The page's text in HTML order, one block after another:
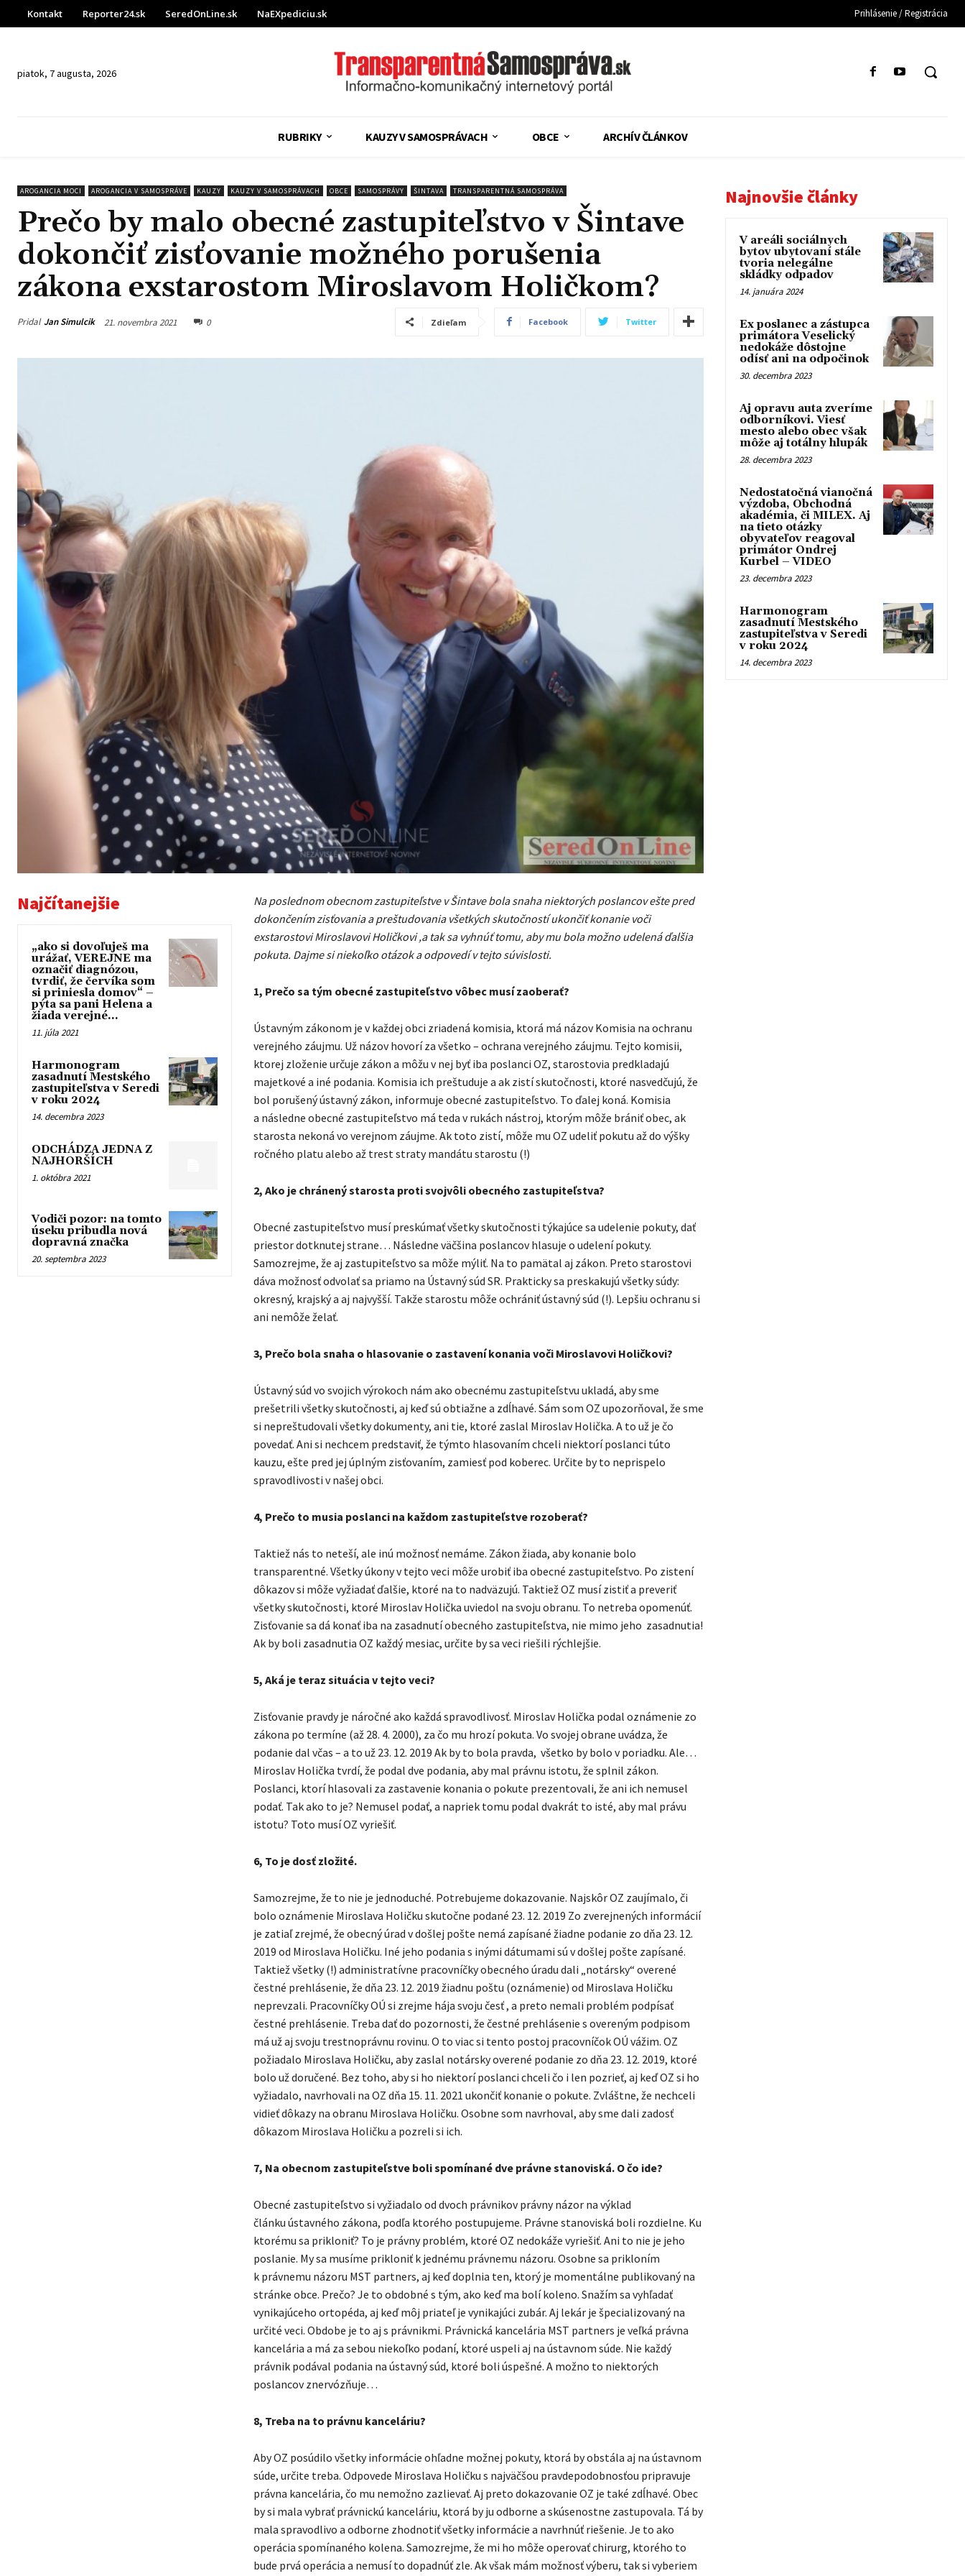
Kontakt Reporter24.sk SeredOnLine.sk NaEXpediciu.sk Prihlásenie / Registrácia
piatok, 7 augusta, 2026
RUBRIKY KAUZY V SAMOSPRÁVACH OBCE ARCHÍV ČLÁNKOV
AROGANCIA MOCI AROGANCIA V SAMOSPRÁVE KAUZY KAUZY V SAMOSPRÁVACH OBCE SAMOSPRÁVY ŠINTAVA TRANSPARENTNÁ SAMOSPRÁVA
Prečo by malo obecné zastupiteľstvo v Šintave
dokončiť zisťovanie možného porušenia
zákona exstarostom Miroslavom Holičkom?
Pridal Jan Simulcik 21. novembra 2021 0 Zdieľam Facebook Twitter
Najčítanejšie
„ako si dovoľuješ ma
urážať, VEREJNE ma
označiť diagnózou,
tvrdiť, že červíka som
si priniesla domov“ –
pýta sa pani Helena a
žiada verejné...
11. júla 2021
Harmonogram
zasadnutí Mestského
zastupiteľstva v Seredi
v roku 2024
14. decembra 2023
ODCHÁDZA JEDNA Z
NAJHORŠÍCH
1. októbra 2021
Vodiči pozor: na tomto
úseku pribudla nová
dopravná značka
20. septembra 2023
Na poslednom obecnom zastupiteľstve v Šintave bola snaha niektorých poslancov ešte pred
dokončením zisťovania a preštudovania všetkých skutočností ukončiť konanie voči
exstarostovi Miroslavovi Holičkovi ,a tak sa vyhnúť tomu, aby mu bola možno udelená ďalšia
pokuta. Dajme si niekoľko otázok a odpovedí v tejto súvislosti.
1, Prečo sa tým obecné zastupiteľstvo vôbec musí zaoberať?
Ústavným zákonom je v každej obci zriadená komisia, ktorá má názov Komisia na ochranu
verejného záujmu. Už názov hovorí za všetko – ochrana verejného záujmu. Tejto komisii,
ktorej zloženie určuje zákon a môžu v nej byť iba poslanci OZ, starostovia predkladajú
majetkové a iné podania. Komisia ich preštuduje a ak zistí skutočnosti, ktoré nasvedčujú, že
bol porušený ústavný zákon, informuje obecné zastupiteľstvo. To ďalej koná. Komisia
a následne obecné zastupiteľstvo má teda v rukách nástroj, ktorým môže brániť obec, ak
starosta nekoná vo verejnom záujme. Ak toto zistí, môže mu OZ udeliť pokutu až do výšky
ročného platu alebo až trest straty mandátu starostu (!)
2, Ako je chránený starosta proti svojvôli obecného zastupiteľstva?
Obecné zastupiteľstvo musí preskúmať všetky skutočnosti týkajúce sa udelenie pokuty, dať
priestor dotknutej strane… Následne väčšina poslancov hlasuje o udelení pokuty.
Samozrejme, že aj zastupiteľstvo sa môže mýliť. Na to pamätal aj zákon. Preto starostovi
dáva možnosť odvolať sa priamo na Ústavný súd SR. Prakticky sa preskakujú všetky súdy:
okresný, krajský a aj najvyšší. Takže starostu môže ochrániť ústavný súd (!). Lepšiu ochranu si
ani nemôže želať.
3, Prečo bola snaha o hlasovanie o zastavení konania voči Miroslavovi Holičkovi?
Ústavný súd vo svojich výrokoch nám ako obecnému zastupiteľstvu ukladá, aby sme
prešetrili všetky skutočnosti, aj keď sú obtiažne a zdĺhavé. Sám som OZ upozorňoval, že sme
si nepreštudovali všetky dokumenty, ani tie, ktoré zaslal Miroslav Holička. A to už je čo
povedať. Ani si nechcem predstaviť, že týmto hlasovaním chceli niektorí poslanci túto
kauzu, ešte pred jej úplným zisťovaním, zamiesť pod koberec. Určite by to neprispelo
spravodlivosti v našej obci.
4, Prečo to musia poslanci na každom zastupiteľstve rozoberať?
Taktiež nás to neteší, ale inú možnosť nemáme. Zákon žiada, aby konanie bolo
transparentné. Všetky úkony v tejto veci môže urobiť iba obecné zastupiteľstvo. Po zistení
dôkazov si môže vyžiadať ďalšie, ktoré na to nadväzujú. Taktiež OZ musí zistiť a preveriť
všetky skutočnosti, ktoré Miroslav Holička uviedol na svoju obranu. To netreba opomenúť.
Zisťovanie sa dá konať iba na zasadnutí obecného zastupiteľstva, nie mimo jeho zasadnutia!
Ak by boli zasadnutia OZ každý mesiac, určite by sa veci riešili rýchlejšie.
5, Aká je teraz situácia v tejto veci?
Zisťovanie pravdy je náročné ako každá spravodlivosť. Miroslav Holička podal oznámenie zo
zákona po termíne (až 28. 4. 2000), za čo mu hrozí pokuta. Vo svojej obrane uvádza, že
podanie dal včas – a to už 23. 12. 2019 Ak by to bola pravda, všetko by bolo v poriadku. Ale…
Miroslav Holička tvrdí, že podal dve podania, aby mal právnu istotu, že splnil zákon.
Poslanci, ktorí hlasovali za zastavenie konania o pokute prezentovali, že ani ich nemusel
podať. Tak ako to je? Nemusel podať, a napriek tomu podal dvakrát to isté, aby mal právu
istotu? Toto musí OZ vyriešiť.
6, To je dosť zložité.
Samozrejme, že to nie je jednoduché. Potrebujeme dokazovanie. Najskôr OZ zaujímalo, či
bolo oznámenie Miroslava Holičku skutočne podané 23. 12. 2019 Zo zverejnených informácií
je zatiaľ zrejmé, že obecný úrad v došlej pošte nemá zapísané žiadne podanie zo dňa 23. 12.
2019 od Miroslava Holičku. Iné jeho podania s inými dátumami sú v došlej pošte zapísané.
Taktiež všetky (!) administratívne pracovníčky obecného úradu dali „notársky“ overené
čestné prehlásenie, že dňa 23. 12. 2019 žiadnu poštu (oznámenie) od Miroslava Holičku
neprevzali. Pracovníčky OÚ si zrejme hája svoju česť , a preto nemali problém podpísať
čestné prehlásenie. Treba dať do pozornosti, že čestné prehlásenie s overeným podpisom
má už aj svoju trestnoprávnu rovinu. O to viac si tento postoj pracovníčok OÚ vážim. OZ
požiadalo Miroslava Holičku, aby zaslal notársky overené podanie zo dňa 23. 12. 2019, ktoré
bolo už doručené. Bez toho, aby si ho niektorí poslanci chceli čo i len pozrieť, aj keď OZ si ho
vyžiadalo, navrhovali na OZ dňa 15. 11. 2021 ukončiť konanie o pokute. Zvláštne, že nechceli
vidieť dôkazy na obranu Miroslava Holičku. Osobne som navrhoval, aby sme dali zadosť
dôkazom Miroslava Holičku a pozreli si ich.
7, Na obecnom zastupiteľstve boli spomínané dve právne stanoviská. O čo ide?
Obecné zastupiteľstvo si vyžiadalo od dvoch právnikov právny názor na výklad
článku ústavného zákona, podľa ktorého postupujeme. Právne stanoviská boli rozdielne. Ku
ktorému sa prikloniť? To je právny problém, ktoré OZ nedokáže vyriešiť. Ani to nie je jeho
poslanie. My sa musíme prikloniť k jednému právnemu názoru. Osobne sa prikloním
k právnemu názoru MST partners, aj keď doplnia ten, ktorý je momentálne publikovaný na
stránke obce. Prečo? Je to obdobné s tým, ako keď ma bolí koleno. Snažím sa vyhľadať
vynikajúceho ortopéda, aj keď môj priateľ je vynikajúci zubár. Aj lekár je špecializovaný na
určité veci. Obdobe je to aj s právnikmi. Právnická kancelária MST partners je veľká právna
kancelária a má za sebou niekoľko podaní, ktoré uspeli aj na ústavnom súde. Nie každý
právnik podával podania na ústavný súd, ktoré boli úspešné. A možno to niektorých
poslancov znervózňuje…
8, Treba na to právnu kanceláriu?
Aby OZ posúdilo všetky informácie ohľadne možnej pokuty, ktorá by obstála aj na ústavnom
súde, určite treba. Odpovede Miroslava Holičku s najväčšou pravdepodobnosťou pripravuje
právna kancelária, čo mu nemožno zazlievať. Aj preto dokazovanie OZ je také zdĺhavé. Obec
by si mala vybrať právnickú kanceláriu, ktorá by ju odborne a skúsenostne zastupovala. Tá by
mala spravodlivo a odborne zhodnotiť všetky informácie a navrhnúť riešenie. Je to ako
operácia spomínaného kolena. Samozrejme, že mi ho môže operovať chirurg, ktorého to
bude prvá operácia a nemusí to dopadnúť zle. Ak však mám možnosť výberu, tak si vyberiem
Najnovšie články
V areáli sociálnych
bytov ubytovaní stále
tvoria nelegálne
skládky odpadov
14. januára 2024
Ex poslanec a zástupca
primátora Veselický
nedokáže dôstojne
odísť ani na odpočinok
30. decembra 2023
Aj opravu auta zveríme
odborníkovi. Viesť
mesto alebo obec však
môže aj totálny hlupák
28. decembra 2023
Nedostatočná vianočná
výzdoba, Obchodná
akadémia, či MILEX. Aj
na tieto otázky
obyvateľov reagoval
primátor Ondrej
Kurbel – VIDEO
23. decembra 2023
Harmonogram
zasadnutí Mestského
zastupiteľstva v Seredi
v roku 2024
14. decembra 2023